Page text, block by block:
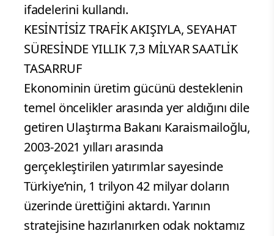
ifadelerini kullandı.
KESİNTİSİZ TRAFİK AKIŞIYLA, SEYAHAT
SÜRESİNDE YILLIK 7,3 MİLYAR SAATLİK
TASARRUF
Ekonominin üretim gücünü desteklenin
temel öncelikler arasında yer aldığını dile
getiren Ulaştırma Bakanı Karaismailoğlu,
2003-2021 yılları arasında
gerçekleştirilen yatırımlar sayesinde
Türkiye’nin, 1 trilyon 42 milyar doların
üzerinde ürettiğini aktardı. Yarının
stratejisine hazırlanırken odak noktamız